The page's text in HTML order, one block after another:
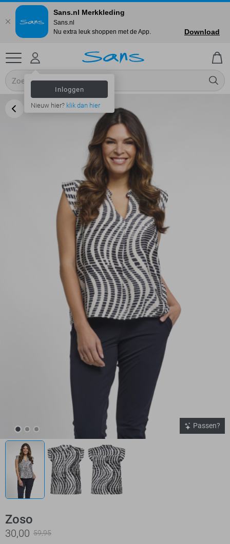
Inloggen
Nieuw hier? klik dan hier
Passen?
Zoso
30,00 59,95
Sans.nl Merkkleding
Sans.nl
Nu extra leuk shoppen met de App.
Download